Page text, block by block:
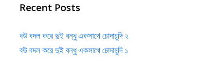
Recent Posts
বউ বদল করে দুই বন্ধু একসাথে চোদাচুদি ২
বউ বদল করে দুই বন্ধু একসাথে চোদাচুদি ১